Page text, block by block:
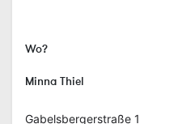
Wo?
Minna Thiel
Gabelsbergerstraße 1